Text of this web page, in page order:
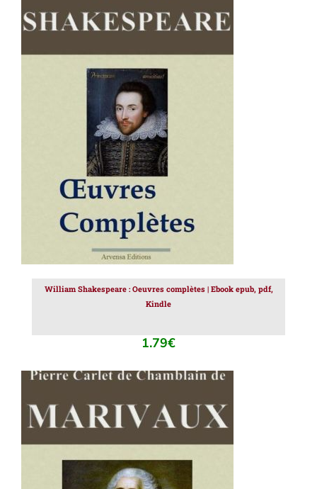
AJOUTER AU PANIER / DÉTAILS
William Shakespeare : Oeuvres complètes | Ebook epub, pdf,
Kindle
1.79€